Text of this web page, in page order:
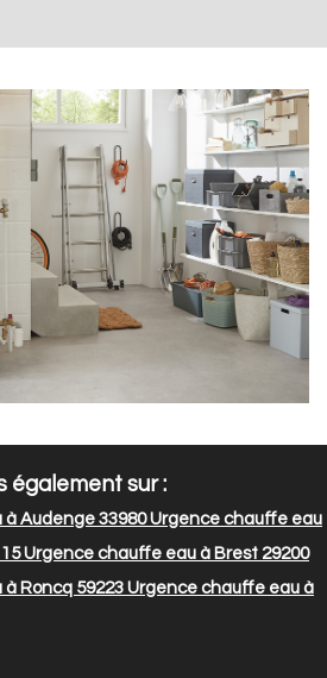
également sur :
Audenge 33980Urgence chauffe eau
Urgence chauffe eau à Brest 29200
Roncq 59223 Urgence chauffe eau à